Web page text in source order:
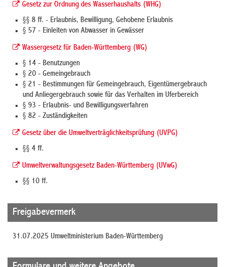
Gesetz zur Ordnung des Wasserhaushalts (WHG)
§§ 8 ff. - Erlaubnis, Bewilligung, Gehobene Erlaubnis
§ 57 - Einleiten von Abwasser in Gewässer
Wassergesetz für Baden-Württemberg (WG)
§ 14 - Benutzungen
§ 20 - Gemeingebrauch
§ 21 - Bestimmungen für Gemeingebrauch, Eigentümergebrauch
und Anliegergebrauch sowie für das Verhalten im Uferbereich
§ 93 - Erlaubnis- und Bewilligungsverfahren
§ 82 - Zuständigkeiten
Gesetz über die Umweltverträglichkeitsprüfung (UVPG)
§§ 4 ff.
Umweltverwaltungsgesetz Baden-Württemberg (UVwG)
§§ 10 ff.
Freigabevermerk
31.07.2025 Umweltministerium Baden-Württemberg